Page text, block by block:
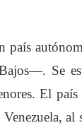
país
Se
El país
Venezuela,